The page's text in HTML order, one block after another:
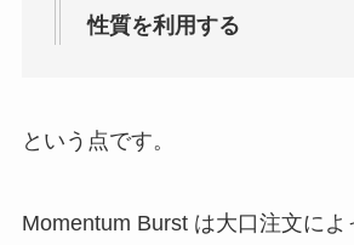
性質を利用する
という点です。
Momentum Burst は大口注文によ